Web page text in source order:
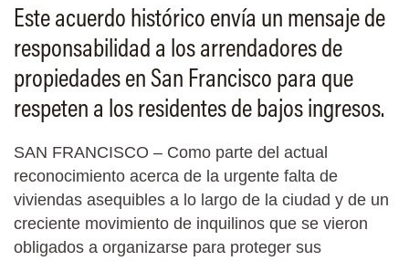
Este acuerdo histórico envía un mensaje de
responsabilidad a los arrendadores de
propiedades en San Francisco para que
respeten a los residentes de bajos ingresos.
SAN FRANCISCO – Como parte del actual
reconocimiento acerca de la urgente falta de
viviendas asequibles a lo largo de la ciudad y de un
creciente movimiento de inquilinos que se vieron
obligados a organizarse para proteger sus